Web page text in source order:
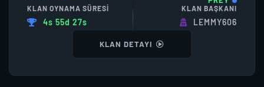
KLAN OYNAMA SÜRESI
4s 55d 27s
KLAN BAŞKANI
LEMMY606
KLAN DETAYI